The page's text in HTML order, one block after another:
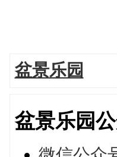
盆景乐园
盆景乐园